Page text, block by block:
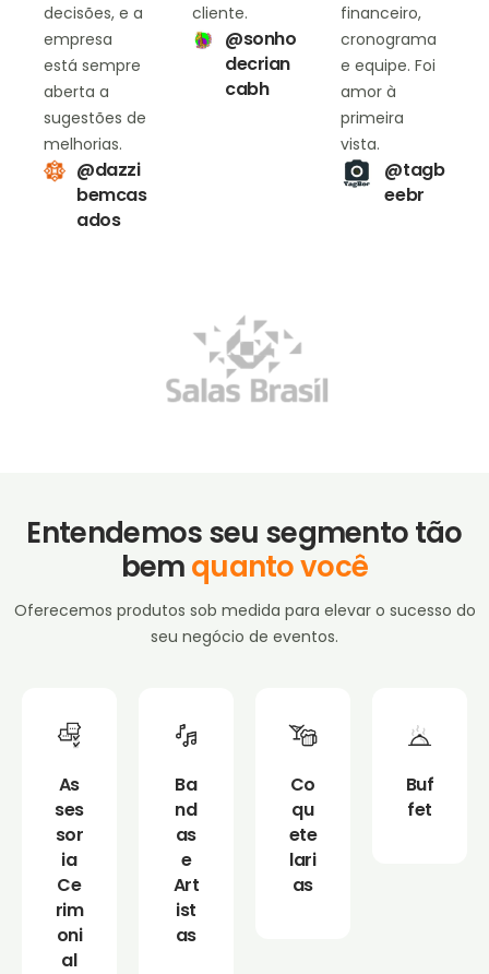
decisões, e a
empresa
está sempre
aberta a
sugestões de
melhorias.
@dazzi
bemcas
ados
cliente.
@sonho
decrian
cabh
financeiro,
cronograma
e equipe. Foi
amor à
primeira
vista.
@tagb
eebr
Entendemos seu segmento tão
bemquanto você
Oferecemos produtos sob medida para elevar o sucesso do
seu negócio de eventos.
As
ses
sor
ia
Ce
rim
oni
al
Ba
nd
as
e
Art
ist
as
Co
qu
ete
lari
as
Buf
fet